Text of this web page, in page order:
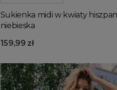
Sukienka midi w kwiaty
niebieska
159,99 zł